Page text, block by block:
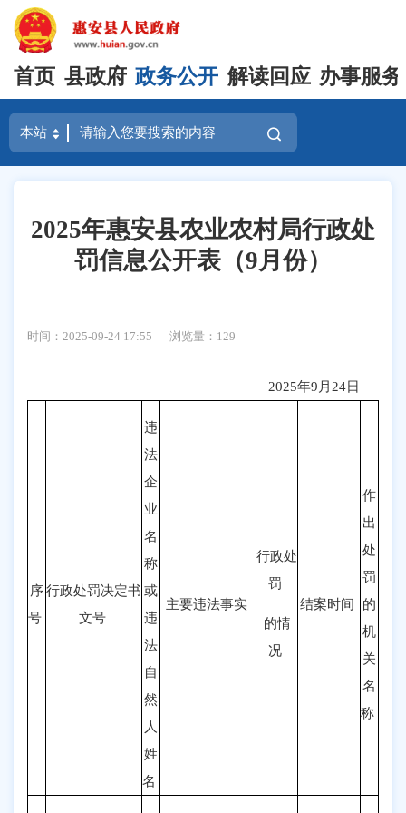
首页 县政府 政务公开 解读回应 办事服务
2025年惠安县农业农村局行政处
罚信息公开表（9月份）
时间：2025-09-24 17:55 浏览量： 129
2025年9 月 24日
序
号
行政处罚决定书
文号
违
法
企
业
名
称
或
违
法
自
然
人
姓
名
主要违法事实
行政处
罚
的情
况
结案时间
作
出
处
罚
的
机
关
名
称